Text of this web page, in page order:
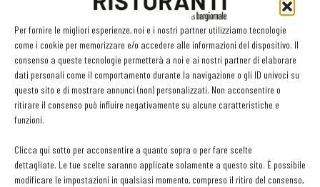
Per fornire le migliori esperienze, noi e i nostri partner utilizziamo tecnologie
come i cookie per memorizzare e/o accedere alle informazioni del dispositivo. Il
consenso a queste tecnologie permetterà a noi e ai nostri partner di elaborare
dati personali come il comportamento durante la navigazione o gli ID univoci su
questo sito e di mostrare annunci (non) personalizzati. Non acconsentire o
ritirare il consenso può influire negativamente su alcune caratteristiche e
funzioni.
Clicca qui sotto per acconsentire a quanto sopra o per fare scelte
dettagliate. Le tue scelte saranno applicate solamente a questo sito. È possibile
modificare le impostazioni in qualsiasi momento, compreso il ritiro del consenso,
Recensioni online, Fipe e le associazioni del turismo chiedono
modifiche alle Linee Guida dell’Antitrust
20 Luglio 2026
EDICOLA WEB